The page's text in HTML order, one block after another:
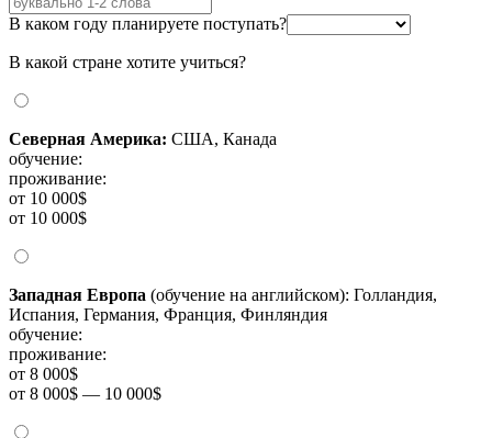
В каком году планируете поступать?
В какой стране хотите учиться?
Северная Америка: США, Канада
обучение:
проживание:
от 10 000$
от 10 000$
Западная Европа (обучение на английском): Голландия,
Испания, Германия, Франция, Финляндия
обучение:
проживание:
от 8 000$
от 8 000$ — 10 000$